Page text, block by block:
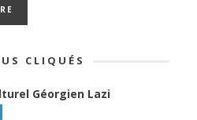
CLIQUÉS
Géorgien Lazi